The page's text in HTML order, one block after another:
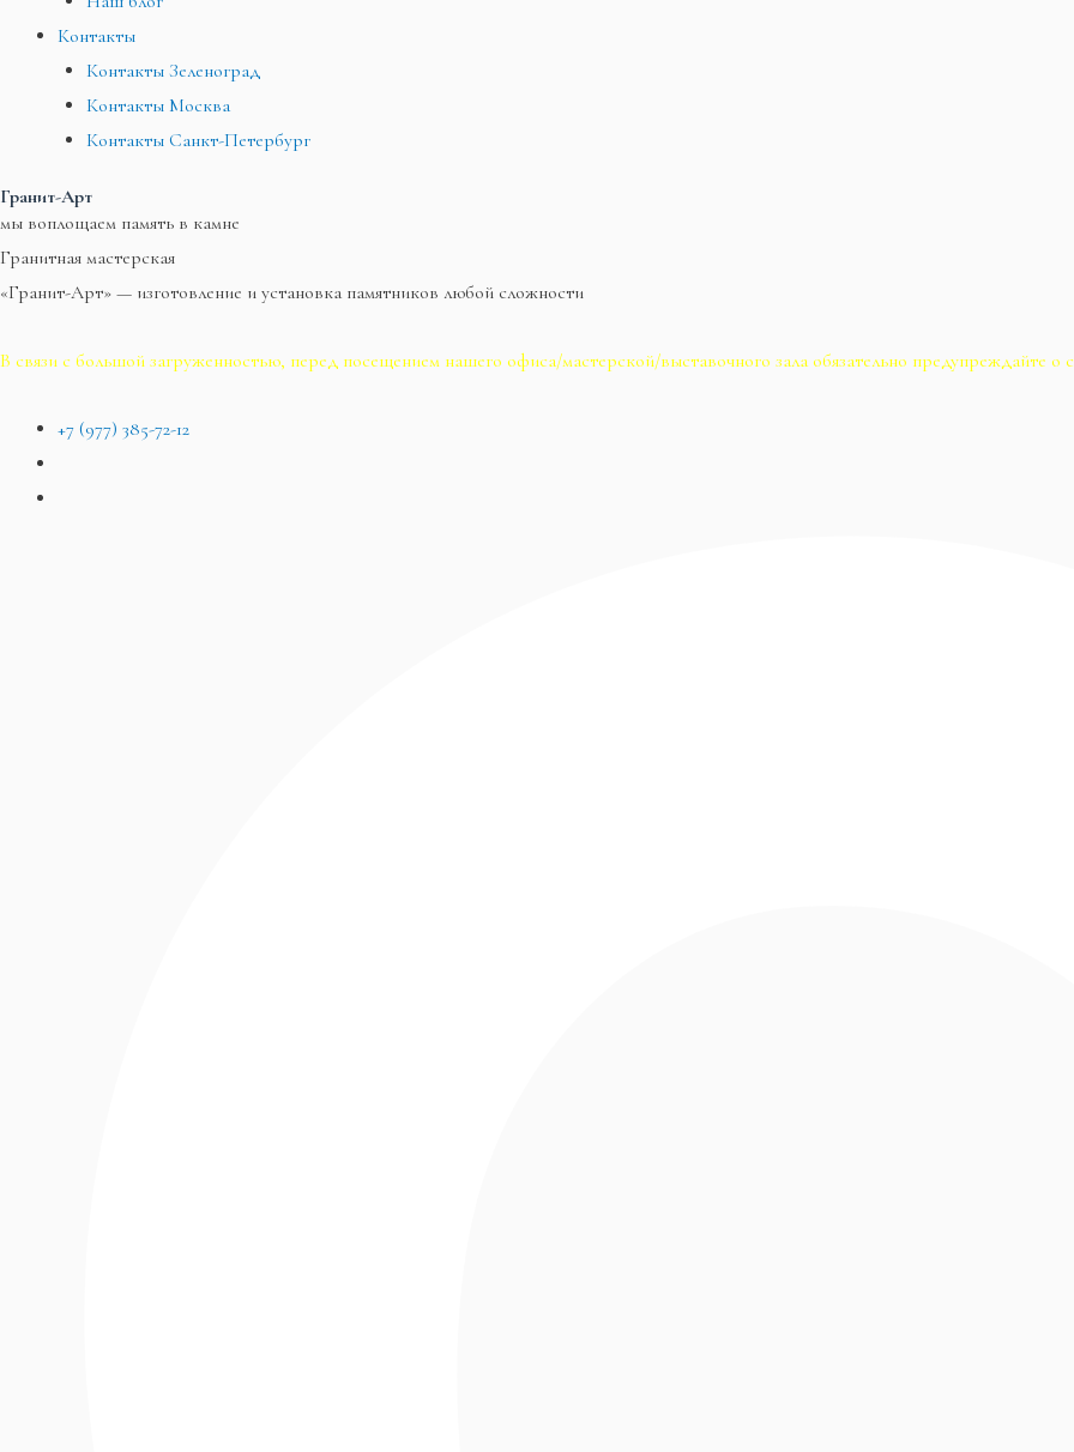
Контакты
Контакты Зеленоград
Контакты Москва
Контакты Санкт-Петербург
Гранит-Арт
мы воплощаем память в камне
Гранитная мастерская
«Гранит-Арт» — изготовление и установка памятников любой сложности
В связи с большой загруженностью, перед посещением нашего офиса/мастерской/выставочного зала обязательно предупреждайте о
+7 (977) 385-72-12